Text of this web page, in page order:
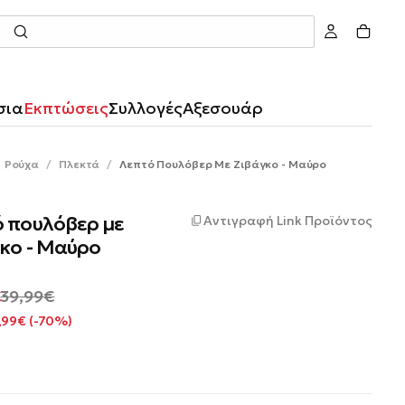
ΕκπτώσειςΣυλλογέςΑξεσουάρ
Ρούχα / Πλεκτά / Λεπτό Πουλόβερ Με Ζιβάγκο - Μαύρο
πουλόβερ με
- Μαύρο
Αντιγραφή Link Προϊόντος
Κανονική
τιμή
39,99€
(-70%)